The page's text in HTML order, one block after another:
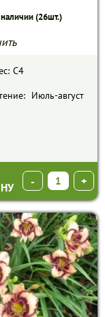
(26шт.)
С4
Июль-август
- +